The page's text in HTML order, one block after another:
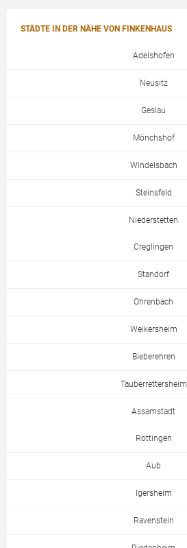
STÄDTE IN DER NÄHE VON FINKENHAUS
Adelshofen
Neusitz
Geslau
Mönchshof
Windelsbach
Steinsfeld
Niederstetten
Creglingen
Standorf
Ohrenbach
Weikersheim
Bieberehren
Tauberrettersheim
Assamstadt
Röttingen
Aub
Igersheim
Ravenstein